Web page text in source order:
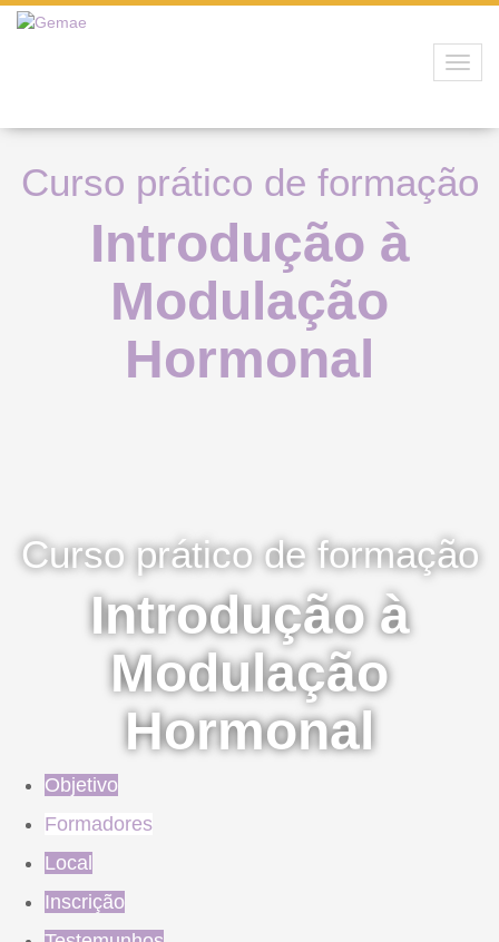
Curso prático de formação
Introdução à
Modulação
Hormonal
Curso prático de formação
Introdução à
Modulação
Hormonal
Objetivo
Formadores
Local
Inscrição